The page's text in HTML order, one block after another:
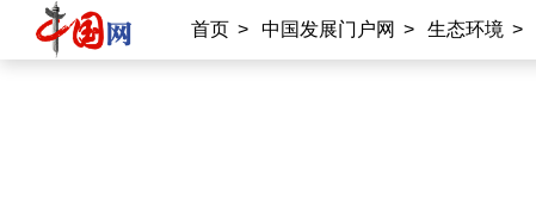
首页 > 中国发展门户网 > 生态环境 >